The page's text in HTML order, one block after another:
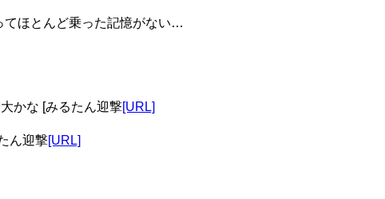
てほとんど乗った記憶がない…
かな [みるたん迎撃[URL]
ん迎撃[URL]